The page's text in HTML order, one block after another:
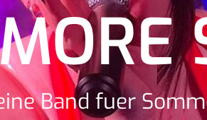
Band fuer